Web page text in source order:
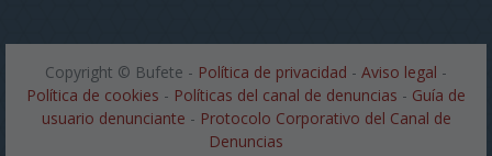
Copyright © Bufete - Política de privacidad - Aviso legal -
Política de cookies - Políticas del canal de denuncias - Guía de
usuario denunciante - Protocolo Corporativo del Canal de
Denuncias